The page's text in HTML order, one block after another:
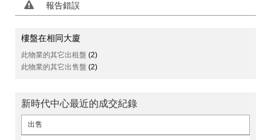
報告錯誤
樓盤在相同大廈
此物業的其它出租盤 (2)
此物業的其它出售盤 (2)
新時代中心最近的成交紀錄
出售